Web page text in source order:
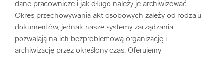
dane pracownicze i jak długo należy je archiwizować.
Okres przechowywania akt osobowych zależy od rodzaju
dokumentów, jednak nasze systemy zarządzania
pozwalają na ich bezproblemową organizację i
archiwizację przez określony czas. Oferujemy